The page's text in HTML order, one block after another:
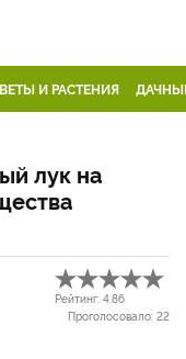
И РАСТЕНИЯ
лук на
Рейтинг: 4.86
Проголосовало: 22